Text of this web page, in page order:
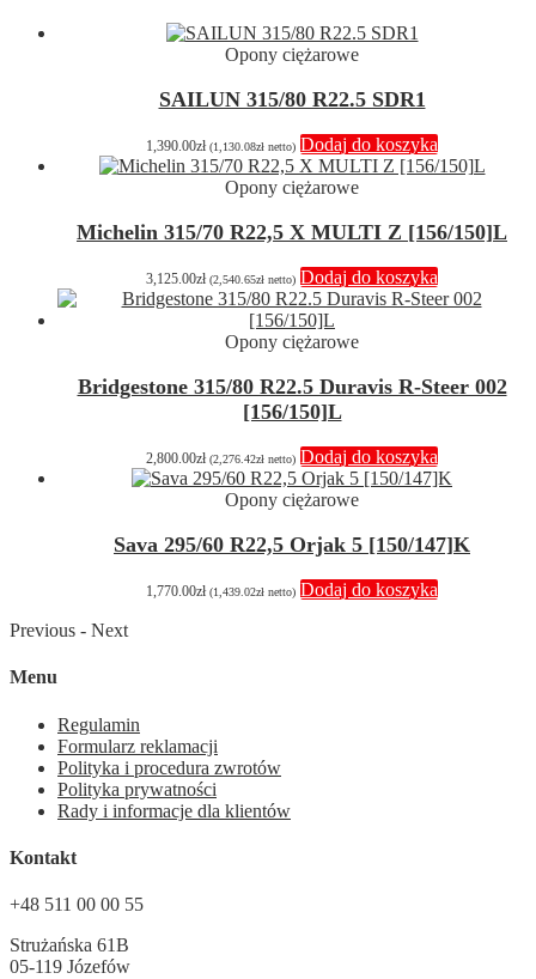
Opony ciężarowe
SAILUN 315/80 R22.5 SDR1
1,390.00zł (1,130.08zł netto) Dodaj do koszyka
Opony ciężarowe
Michelin 315/70 R22,5 X MULTI Z [156/150]L
3,125.00zł (2,540.65zł netto) Dodaj do koszyka
Opony ciężarowe
Bridgestone 315/80 R22.5 Duravis R-Steer 002
[156/150]L
2,800.00zł (2,276.42zł netto) Dodaj do koszyka
Opony ciężarowe
Sava 295/60 R22,5 Orjak 5 [150/147]K
1,770.00zł (1,439.02zł netto) Dodaj do koszyka
Previous - Next
Menu
Regulamin
Formularz reklamacji
Polityka i procedura zwrotów
Polityka prywatności
Rady i informacje dla klientów
Kontakt
+48 511 00 00 55
Strużańska 61B
05-119 Józefów